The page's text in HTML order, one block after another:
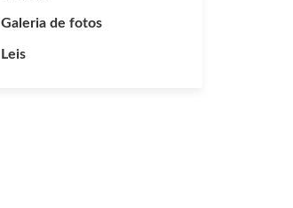
Galeria de fotos
Leis